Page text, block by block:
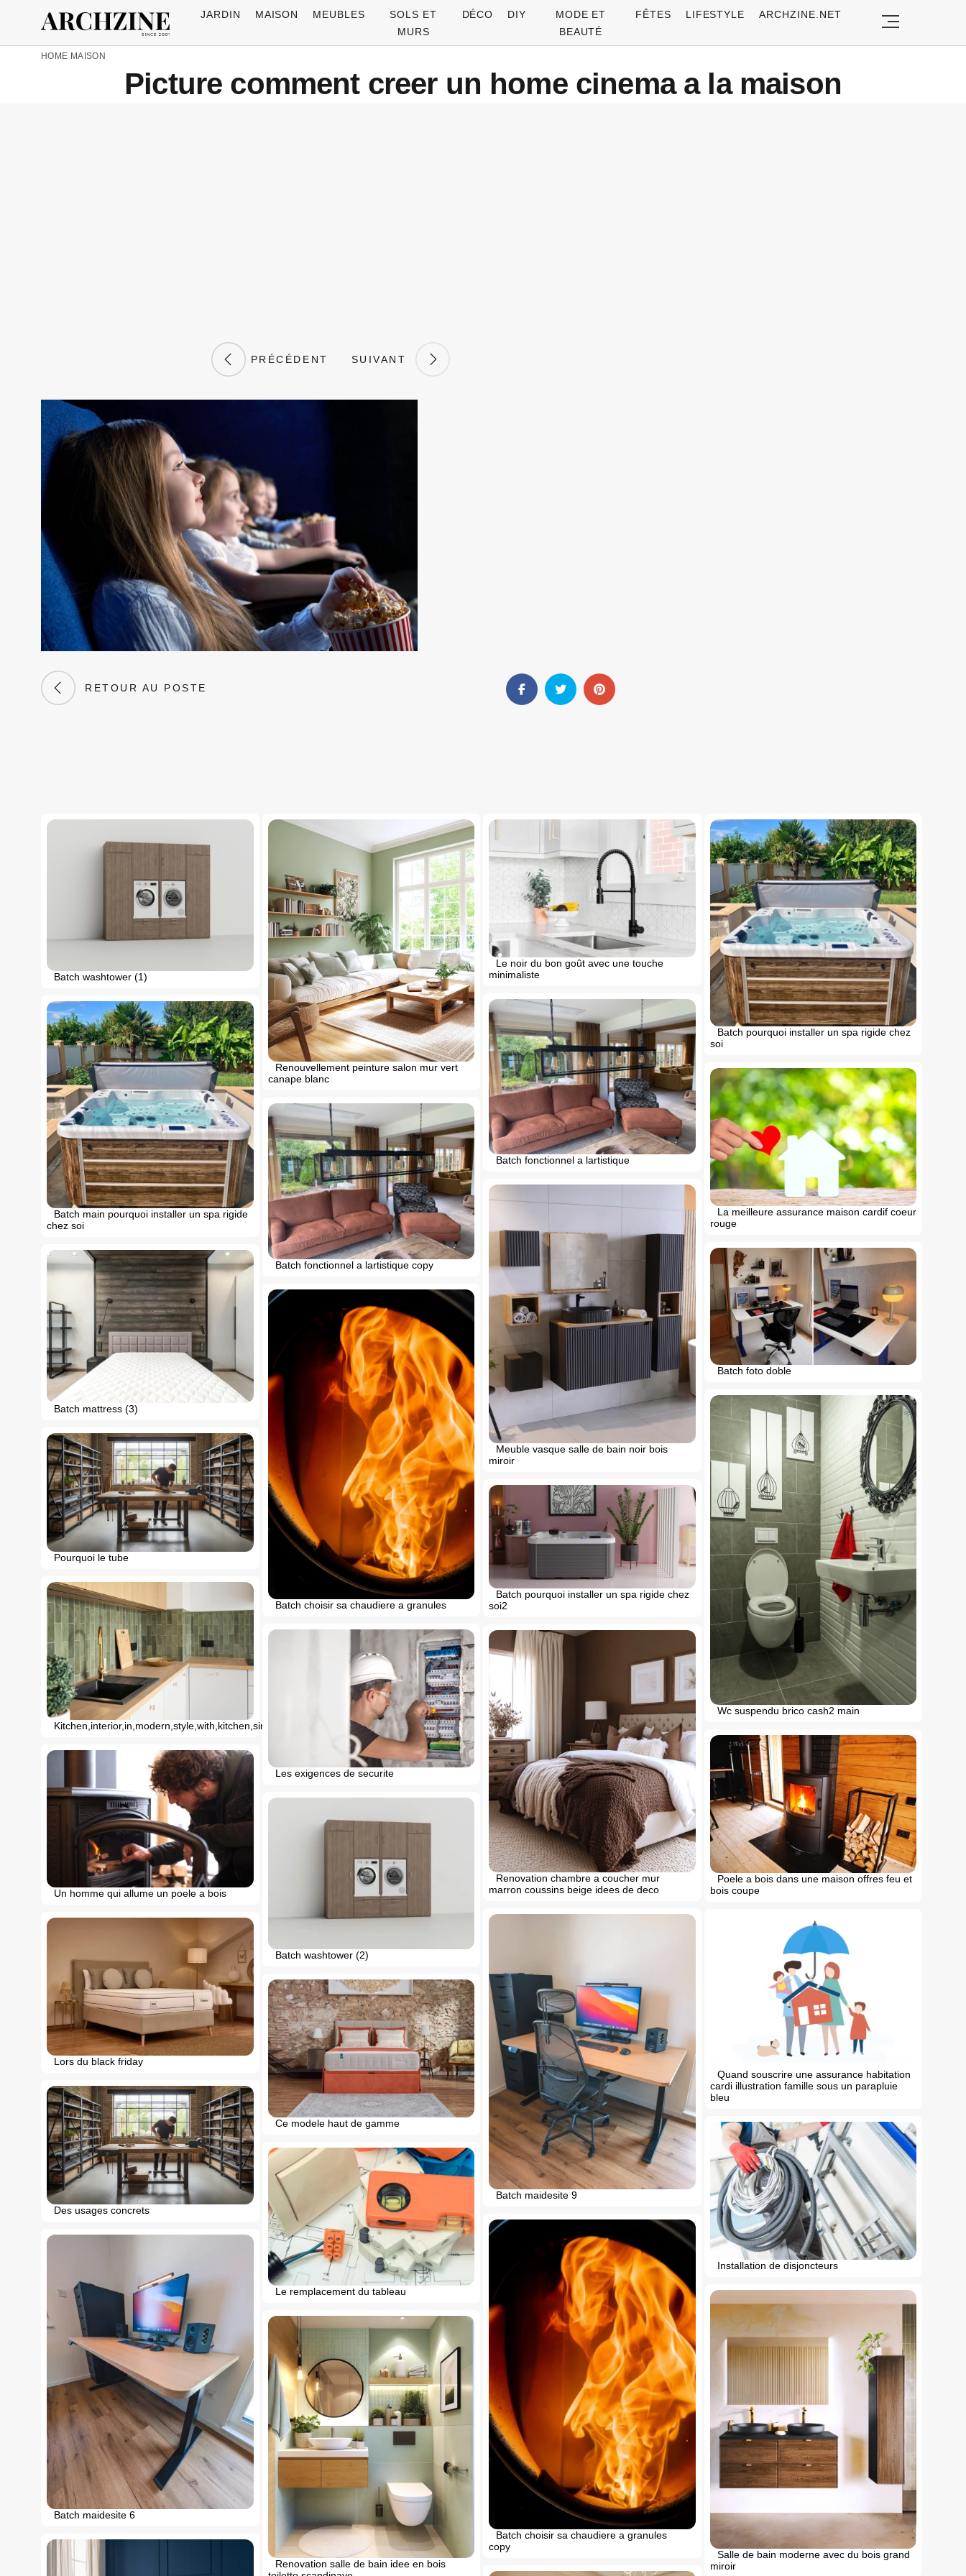
JARDIN MAISON MEUBLES
SOLS ET
MURS
DÉCO DIY
MODE ET
BEAUTÉ
FÊTES LIFESTYLE ARCHZINE.NET
HOME MAISON
Picture comment creer un home cinema a la maison
PRÉCÉDENT SUIVANT
RETOUR AU POSTE
Batch washtower (1)
Renouvellement peinture salon mur vert
canape blanc
Le noir du bon goût avec une touche
minimaliste
Batch pourquoi installer un spa rigide chez
soi
Batch fonctionnel a lartistique
Batch main pourquoi installer un spa rigide
chez soi
La meilleure assurance maison cardif coeur
rouge
Batch fonctionnel a lartistique copy
Meuble vasque salle de bain noir bois
miroir
Batch foto doble
Batch mattress (3)
Batch choisir sa chaudiere a granules
Wc suspendu brico cash2 main
Pourquoi le tube
Batch pourquoi installer un spa rigide chez
soi2
Kitchen,interior,in,modern,style,with,kitchen,sink,with,tap,
Les exigences de securite
Renovation chambre a coucher mur
marron coussins beige idees de deco
Poele a bois dans une maison offres feu et
bois coupe
Un homme qui allume un poele a bois
Batch washtower (2)
Batch maidesite 9
Quand souscrire une assurance habitation
cardi illustration famille sous un parapluie
bleu
Lors du black friday
Ce modele haut de gamme
Des usages concrets
Installation de disjoncteurs
Le remplacement du tableau
Batch choisir sa chaudiere a granules
copy
Batch maidesite 6
Salle de bain moderne avec du bois grand
miroir
Renovation salle de bain idee en bois